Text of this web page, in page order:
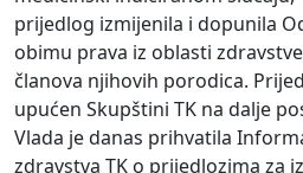
prijedlog izmijenila i dopunila
obimu prava iz oblasti
članova njihovih porodica.
upućen Skupštini TK na dalje
Vlada je danas prihvatila
zdravstva TK o prijedlozima za